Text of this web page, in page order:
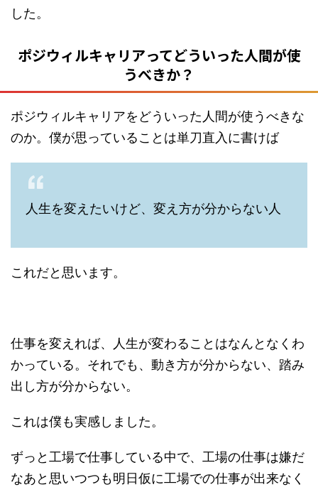
した。
ポジウィルキャリアってどういった人間が使
うべきか？
ポジウィルキャリアをどういった人間が使うべきな
のか。僕が思っていることは単刀直入に書けば
人生を変えたいけど、変え方が分からない人
これだと思います。
仕事を変えれば、人生が変わることはなんとなくわ
かっている。それでも、動き方が分からない、踏み
出し方が分からない。
これは僕も実感しました。
ずっと工場で仕事している中で、工場の仕事は嫌だ
なあと思いつつも明日仮に工場での仕事が出来なく